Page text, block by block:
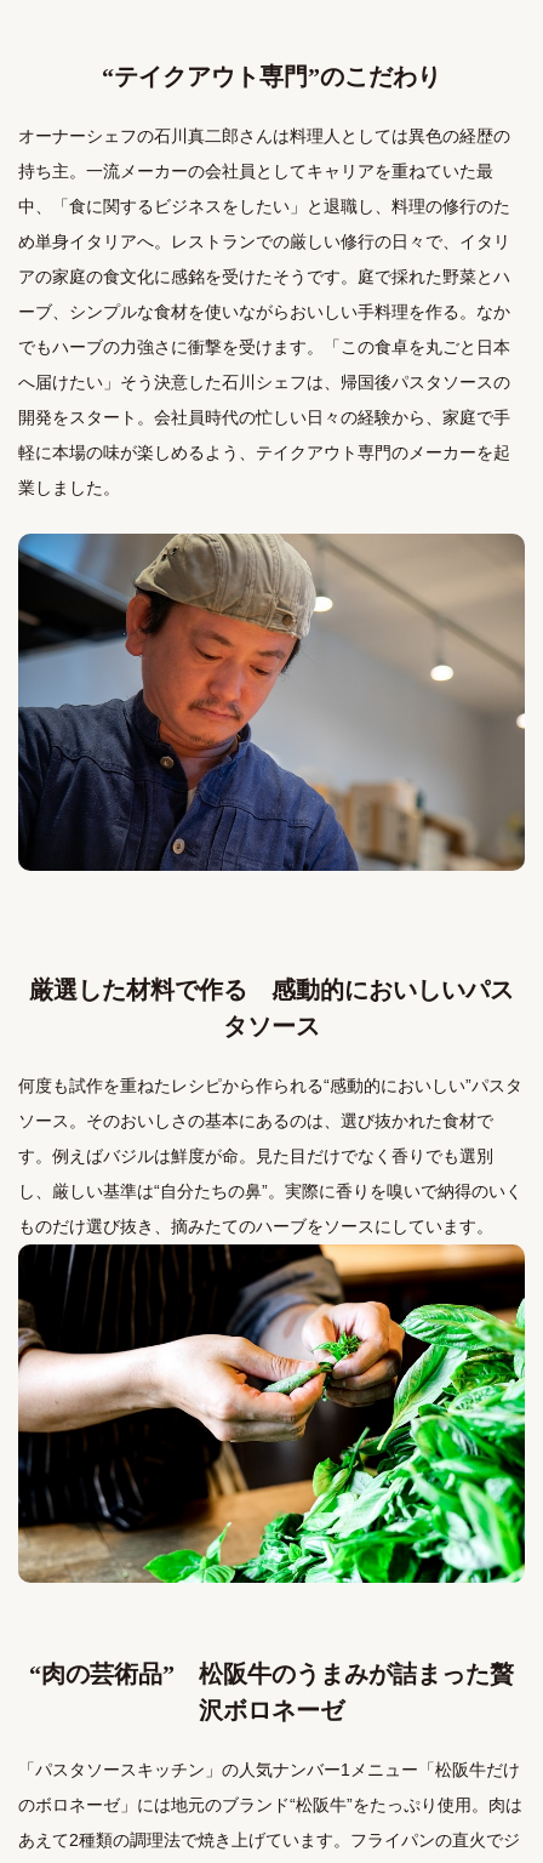
“テイクアウト専門”のこだわり
オーナーシェフの石川真二郎さんは料理人としては異色の経歴の
持ち主。一流メーカーの会社員としてキャリアを重ねていた最
中、「食に関するビジネスをしたい」と退職し、料理の修行のた
め単身イタリアへ。レストランでの厳しい修行の日々で、イタリ
アの家庭の食文化に感銘を受けたそうです。庭で採れた野菜とハ
ーブ、シンプルな食材を使いながらおいしい手料理を作る。なか
でもハーブの力強さに衝撃を受けます。「この食卓を丸ごと日本
へ届けたい」そう決意した石川シェフは、帰国後パスタソースの
開発をスタート。会社員時代の忙しい日々の経験から、家庭で手
軽に本場の味が楽しめるよう、テイクアウト専門のメーカーを起
業しました。
厳選した材料で作る 感動的においしいパス
タソース
何度も試作を重ねたレシピから作られる“感動的においしい”パスタ
ソース。そのおいしさの基本にあるのは、選び抜かれた食材で
す。例えばバジルは鮮度が命。見た目だけでなく香りでも選別
し、厳しい基準は“自分たちの鼻”。実際に香りを嗅いで納得のいく
ものだけ選び抜き、摘みたてのハーブをソースにしています。
“肉の芸術品” 松阪牛のうまみが詰まった贅
沢ボロネーゼ
「パスタソースキッチン」の人気ナンバー1メニュー「松阪牛だけ
のボロネーゼ」には地元のブランド“松阪牛”をたっぷり使用。肉は
あえて2種類の調理法で焼き上げています。フライパンの直火でジ